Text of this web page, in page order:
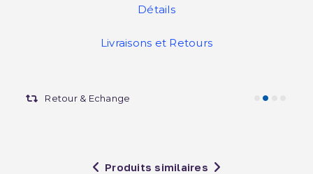
Détails
Livraisons et Retours
Retour & Echange
Produits similaires